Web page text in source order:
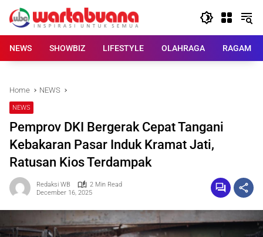
content
NEWS
SHOWBIZ LIFESTYLE OLAHRAGA RAGAM
Home NEWS
NEWS
Pemprov DKI Bergerak Cepat Tangani
Kebakaran Pasar Induk Kramat Jati,
Ratusan Kios Terdampak
Redaksi WB
2 Min Read
December 16, 2025